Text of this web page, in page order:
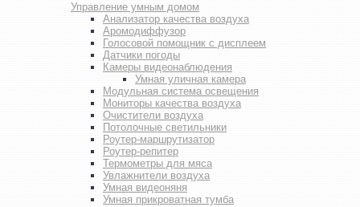
Управление умным домом
Анализатор качества воздуха
Аромодиффузор
Голосовой помощник с дисплеем
Датчики погоды
Камеры видеонаблюдения
Умная уличная камера
Модульная система освещения
Мониторы качества воздуха
Очистители воздуха
Потолочные светильники
Роутер-маршрутизатор
Роутер-репитер
Термометры для мяса
Увлажнители воздуха
Умная видеоняня
Умная прикроватная тумба